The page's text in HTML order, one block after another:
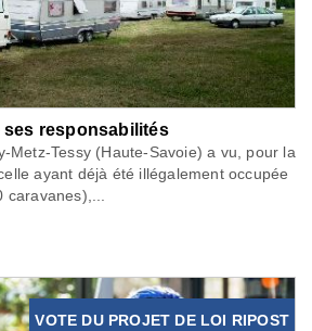
ses responsabilités
Metz-Tessy (Haute-Savoie) a vu, pour la
ayant déjà été illégalement occupée
VOTE DU PROJET DE LOI RIPOST